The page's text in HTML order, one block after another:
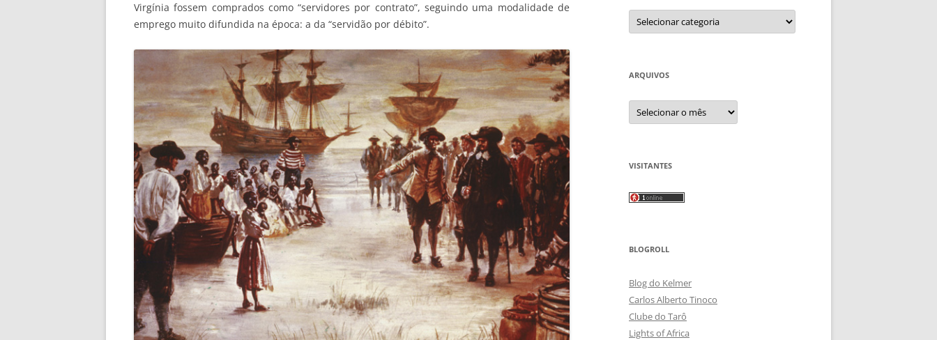
Virgínia fossem comprados como “servidores por contrato”, seguindo uma modalidade de
emprego muito difundida na época: a da “servidão por débito”.
Categorias
ARQUIVOS
Arquivos
VISITANTES
BLOGROLL
Blog do Kelmer
Carlos Alberto Tinoco
Clube do Tarô
Lights of Africa